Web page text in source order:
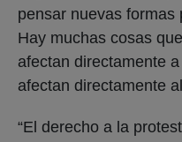
pensar nuevas formas
Hay muchas cosas
afectan directamente
afectan directamente
“El derecho a la